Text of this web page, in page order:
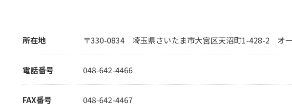
所在地 〒330-0834 埼玉県さいたま市大宮区天沼町1-428-2 オ
電話番号 048-642-4466
FAX番号 048-642-4467